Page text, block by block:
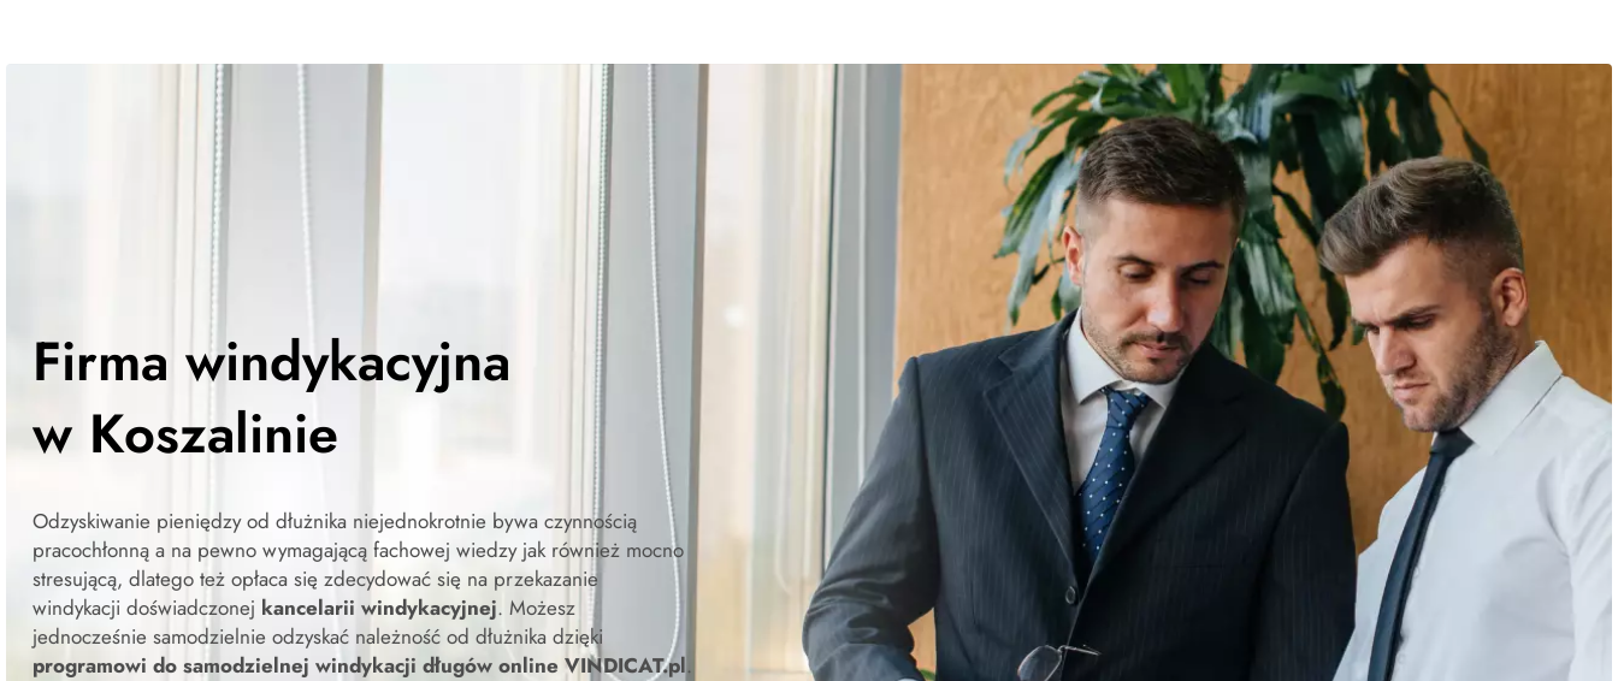
Firma windykacyjna
w Koszalinie
Odzyskiwanie pieniędzy od dłużnika niejednokrotnie bywa czynnością
pracochłonną a na pewno wymagającą fachowej wiedzy jak również mocno
stresującą, dlatego też opłaca się zdecydować się na przekazanie
windykacji doświadczonej kancelarii windykacyjnej. Możesz
jednocześnie samodzielnie odzyskać należność od dłużnika dzięki
programowi do samodzielnej windykacji długów online VINDICAT.pl.